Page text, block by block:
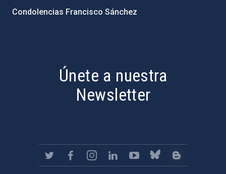
Condolencias Francisco Sánchez
Únete a nuestra
Newsletter